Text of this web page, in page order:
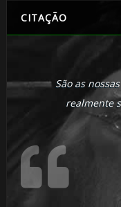
CITAÇÃO
São as
realmente